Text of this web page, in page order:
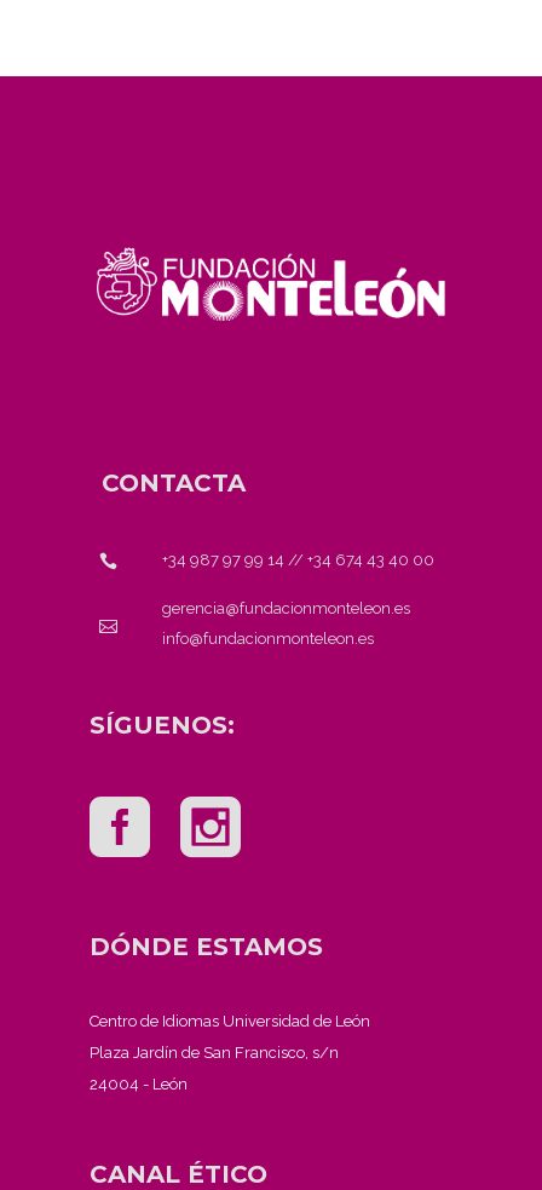
CONTACTA
+34 987 97 99 14 // +34 674 43 40 00
gerencia@fundacionmonteleon.es
info@fundacionmonteleon.es
SÍGUENOS:
DÓNDE ESTAMOS
Centro de Idiomas Universidad de León
Plaza Jardín de San Francisco, s/n
24004 - León
CANAL ÉTICO